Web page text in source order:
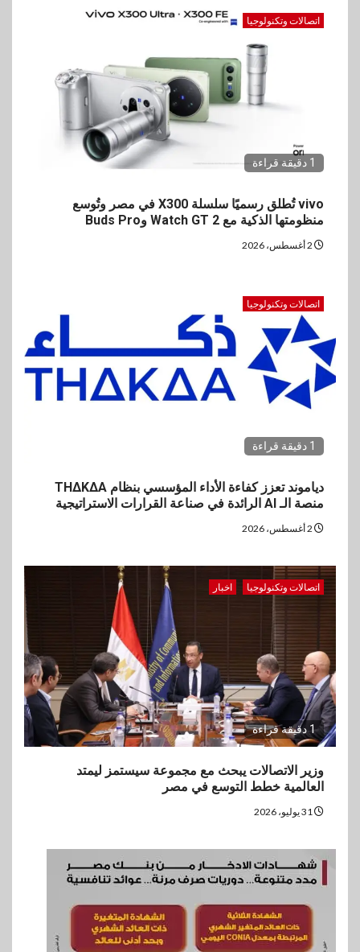
اتصالات وتكنولوجيا
1 دقيقة قراءة
vivo تُطلق رسميًا سلسلة X300 في مصر وتُوسع
منظومتها الذكية مع Watch GT 2 وBuds Pro
اتصالات وتكنولوجيا
1 دقيقة قراءة
دياموند تعزز كفاءة الأداء المؤسسي بنظام THΔKΔA
منصة الـ AI الرائدة في صناعة القرارات الاستراتيجية
اتصالات وتكنولوجيا اخبار
1 دقيقة قراءة
وزير الاتصالات يبحث مع مجموعة سيستمز ليمتد
العالمية خطط التوسع في مصر